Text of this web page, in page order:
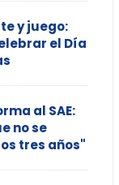
y juego:
el Día
al SAE:
no se
tres años"